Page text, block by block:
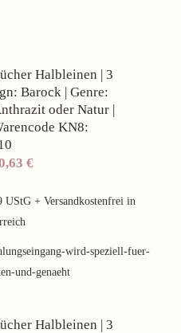
Halbleinen | 3
Barock | Genre:
oder Natur |
KN8:
€
UStG + Versandkostenfrei in
wird-speziell-fuer-
und-genaeht
Halbleinen | 3